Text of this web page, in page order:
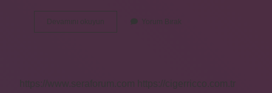
Devamını okuyun
Hesap
Yorum Bırak
https://www.seraforum.com
https://cigerricco.com.tr